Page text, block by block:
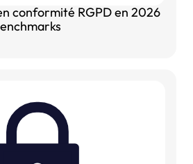
conformité RGPD en 2026